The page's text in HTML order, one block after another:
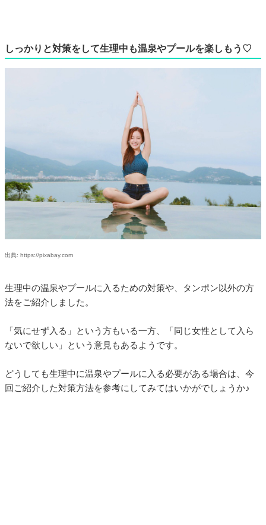
しっかりと対策をして生理中も温泉やプールを楽しもう♡
出典: https://pixabay.com
生理中の温泉やプールに入るための対策や、タンポン以外の方
法をご紹介しました。
「気にせず入る」という方もいる一方、「同じ女性として入ら
ないで欲しい」という意見もあるようです。
どうしても生理中に温泉やプールに入る必要がある場合は、今
回ご紹介した対策方法を参考にしてみてはいかがでしょうか♪